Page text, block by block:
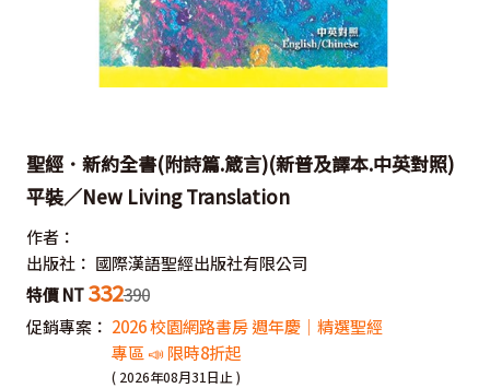
聖經．新約全書(附詩篇.箴言)(新普及譯本.中英對照)
平裝／New Living Translation
作者：
出版社： 國際漢語聖經出版社有限公司
特價 NT 332390
促銷專案： 2026 校園網路書房 週年慶｜精選聖經
專區 📣 限時8折起
( 2026年08月31日止 )